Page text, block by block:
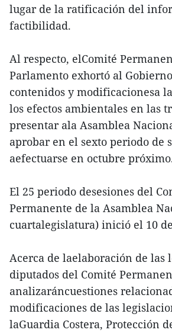
lugar de la ratificación del
factibilidad.
Al respecto, elComité
Parlamento exhortó al
contenidos y modificacionesa
los efectos ambientales en las
presentar ala Asamblea
aprobar en el sexto periodo de
aefectuarse en octubre
El 25 periodo desesiones del
Permanente de la Asamblea
cuartalegislatura) inició el 10
Acerca de laelaboración de las
diputados del Comité
analizaráncuestiones
modificaciones de las
laGuardia Costera, Protección